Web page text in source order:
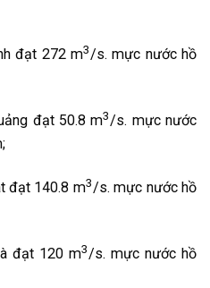
đạt 272 m3/s. mực nước hồ
đạt 50.8 m3/s. mực nước
đạt 140.8 m3/s. mực nước hồ
đạt 120 m3/s. mực nước hồ